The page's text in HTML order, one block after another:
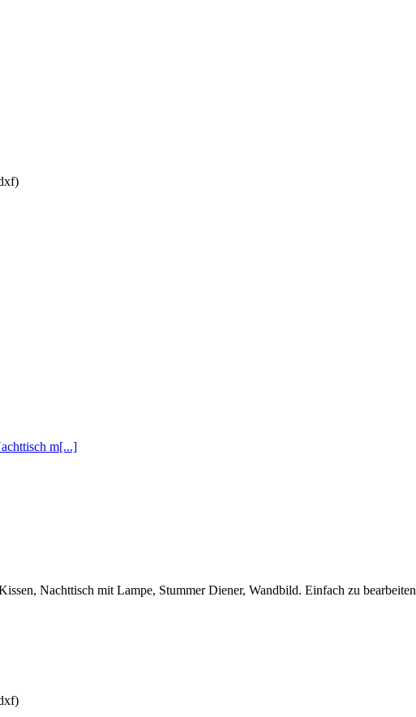
m[...]
Nachttisch mit Lampe, Stummer Diener, Wandbild. Einfach zu bearbeiten